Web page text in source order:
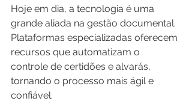
Hoje em dia, a tecnologia é uma
grande aliada na gestão documental.
Plataformas especializadas oferecem
recursos que automatizam o
controle de certidões e alvarás,
tornando o processo mais ágil e
confiável.